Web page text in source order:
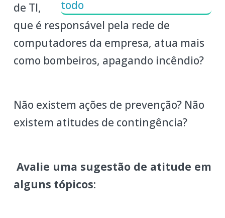
de TI,
que é responsável pela rede de
computadores da empresa, atua mais
como bombeiros, apagando incêndio?
Não existem ações de prevenção? Não
existem atitudes de contingência?
Avalie uma sugestão de atitude em
alguns tópicos: